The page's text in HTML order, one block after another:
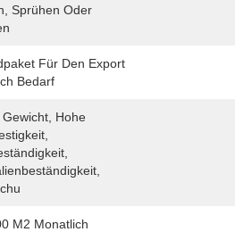
Sprühen Oder
Für Den Export
Bedarf
Hohe
M2 Monatlich